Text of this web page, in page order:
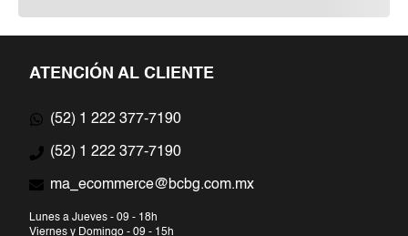
ATENCIÓN AL CLIENTE
(52) 1 222 377-7190
(52) 1 222 377-7190
ma_ecommerce@bcbg.com.mx
Lunes a Jueves - 09 - 18h
Viernes y Domingo - 09 - 15h